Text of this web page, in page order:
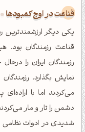
قناعت در اوج کمبودها
یکی دیگر
قناعت رزمندگان
رزمندگان ایران را
نمایش بگذارد. رزمندگان
می‌کردند اما با
دشمن را تار و مار
شدیدی در ادوات نظامی